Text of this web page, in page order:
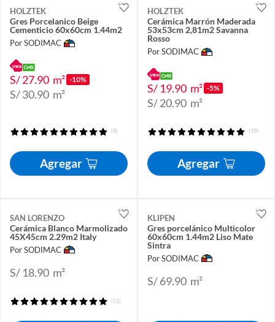
HOLZTEK
Gres Porcelanico Beige
Cementicio 60x60cm 1.44m2
Por SODIMAC
S/ 27.90 m² -10%
S/ 30.90 m²
(9)
Agregar
HOLZTEK
Cerámica Marrón Maderada
53x53cm 2,81m2 Savanna
Rosso
Por SODIMAC
S/ 19.90 m² -5%
S/ 20.90 m²
(19)
Agregar
SAN LORENZO
Cerámica Blanco Marmolizado
45X45cm 2.29m2 Italy
Por SODIMAC
S/ 18.90 m²
(11)
KLIPEN
Gres porcelánico Multicolor
60x60cm 1.44m2 Liso Mate
Sintra
Por SODIMAC
S/ 69.90 m²